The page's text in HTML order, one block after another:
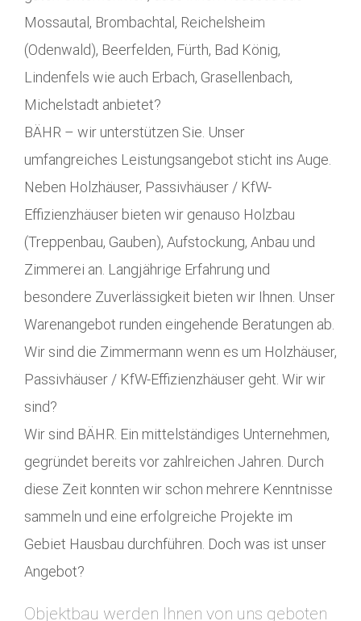
Mossautal, Brombachtal, Reichelsheim
(Odenwald), Beerfelden, Fürth, Bad König,
Lindenfels wie auch Erbach, Grasellenbach,
Michelstadt anbietet?
BÄHR – wir unterstützen Sie. Unser
umfangreiches Leistungsangebot sticht ins Auge.
Neben Holzhäuser, Passivhäuser / KfW-
Effizienzhäuser bieten wir genauso Holzbau
(Treppenbau, Gauben), Aufstockung, Anbau und
Zimmerei an. Langjährige Erfahrung und
besondere Zuverlässigkeit bieten wir Ihnen. Unser
Warenangebot runden eingehende Beratungen ab.
Wir sind die Zimmermann wenn es um Holzhäuser,
Passivhäuser / KfW-Effizienzhäuser geht. Wir wir
sind?
Wir sind BÄHR. Ein mittelständiges Unternehmen,
gegründet bereits vor zahlreichen Jahren. Durch
diese Zeit konnten wir schon mehrere Kenntnisse
sammeln und eine erfolgreiche Projekte im
Gebiet Hausbau durchführen. Doch was ist unser
Angebot?
Objektbau werden Ihnen von uns geboten